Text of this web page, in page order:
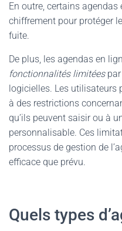
En outre, certains
chiffrement pour protéger
fuite.
De plus, les agendas en
fonctionnalités limitées
logicielles. Les utilisateurs
à des restrictions
qu’ils peuvent saisir ou à
personnalisable. Ces
processus de gestion de
efficace que prévu.
Quels types